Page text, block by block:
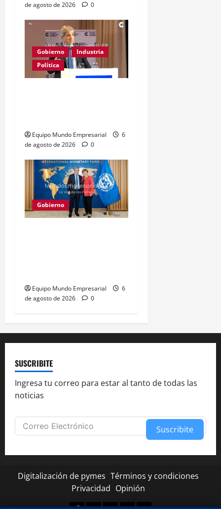
de agosto de 2026
0
Gobierno
Industria
Política
Equipo Mundo Empresarial
6
de agosto de 2026
0
Gobierno
Equipo Mundo Empresarial
6
de agosto de 2026
0
SUSCRIBITE
Ingresa tu correo para estar al tanto de todas las
noticias
Suscribite
Digitalización de pymes Términos y condiciones
Privacidad Opinión